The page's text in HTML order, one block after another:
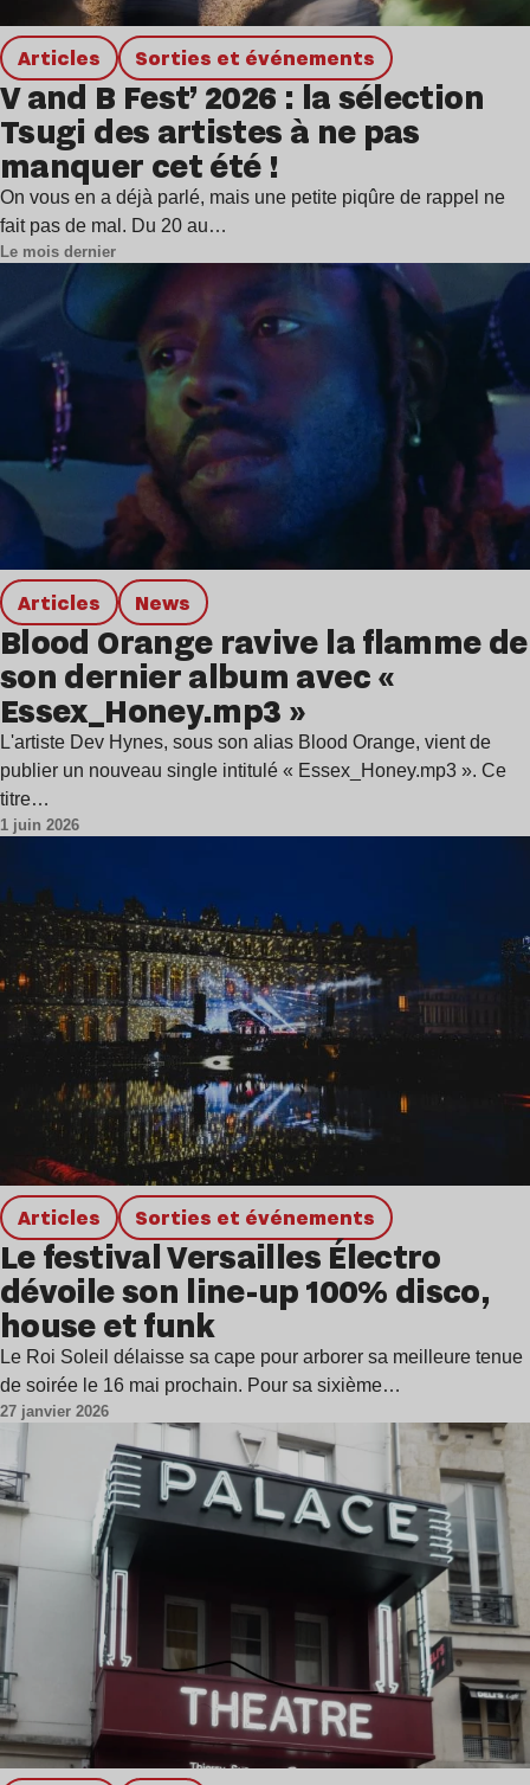
Articles Sorties et événements
V and B Fest’ 2026 : la sélection
Tsugi des artistes à ne pas
manquer cet été !
On vous en a déjà parlé, mais une petite piqûre de rappel ne
fait pas de mal. Du 20 au…
Le mois dernier
Articles news
Blood Orange ravive la flamme de
son dernier album avec «
Essex_Honey.mp3 »
L'artiste Dev Hynes, sous son alias Blood Orange, vient de
publier un nouveau single intitulé « Essex_Honey.mp3 ». Ce
titre…
1 juin 2026
Articles Sorties et événements
Le festival Versailles Électro
dévoile son line-up 100% disco,
house et funk
Le Roi Soleil délaisse sa cape pour arborer sa meilleure tenue
de soirée le 16 mai prochain. Pour sa sixième…
27 janvier 2026